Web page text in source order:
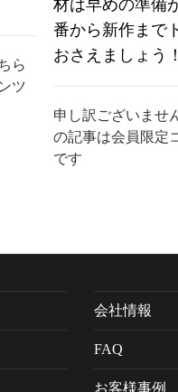
ら
ツ
材は早めの準備
番から新作まで
おさえましょう！
申し訳ございませ
の記事は会員限定
です
会社情報
FAQ
お客様事例